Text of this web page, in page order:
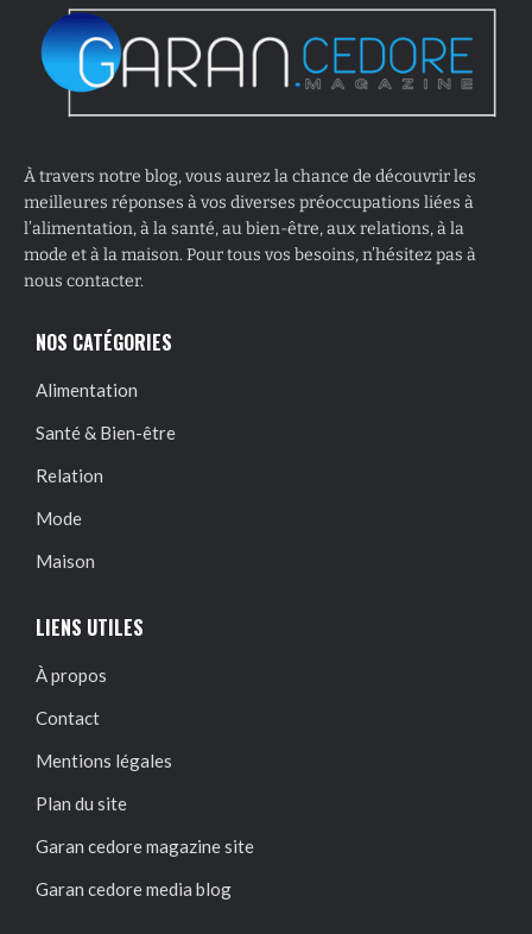
À travers notre blog, vous aurez la chance de découvrir les
meilleures réponses à vos diverses préoccupations liées à
l’alimentation, à la santé, au bien-être, aux relations, à la
mode et à la maison. Pour tous vos besoins, n’hésitez pas à
nous contacter.
NOS CATÉGORIES
Alimentation
Santé & Bien-être
Relation
Mode
Maison
LIENS UTILES
À propos
Contact
Mentions légales
Plan du site
Garan cedore magazine site
Garan cedore media blog